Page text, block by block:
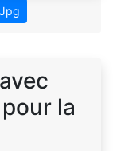
Jpg
la